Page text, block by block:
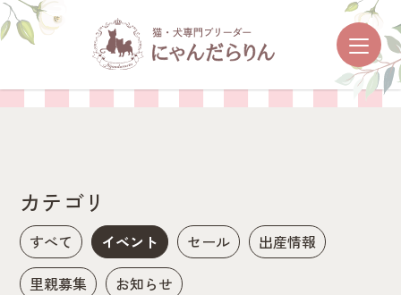
お知らせ
カテゴリ
すべて イベント セール
出産情報
里親募集
お知らせ